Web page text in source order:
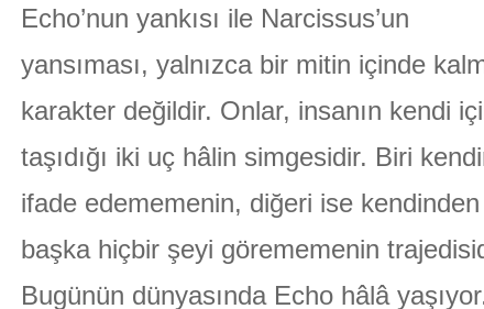
Yankıya
Mahkum
Olduğu
Hikaye,
Bölüm
2
Echo’nun yankısı ile Narcissus’un
yansıması, yalnızca bir mitin içinde
karakter değildir. Onlar, insanın kendi
taşıdığı iki uç hâlin simgesidir. Biri
ifade edememenin, diğeri ise kendinden
başka hiçbir şeyi görememenin
Bugünün dünyasında Echo hâlâ